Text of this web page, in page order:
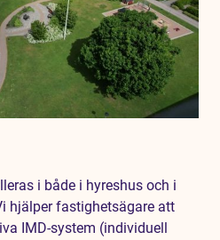
i både i hyreshus och i
hjälper fastighetsägare att
IMD-system (individuell